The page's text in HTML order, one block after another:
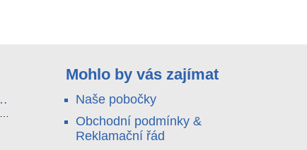
Mohlo by vás zajímat
Naše pobočky
Obchodní podmínky &
Reklamační řád